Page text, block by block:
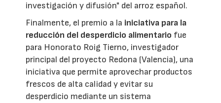
investigación y difusión" del arroz español.
Finalmente, el premio a la iniciativa para la
reducción del desperdicio alimentario fue
para Honorato Roig Tierno, investigador
principal del proyecto Redona (Valencia), una
iniciativa que permite aprovechar productos
frescos de alta calidad y evitar su
desperdicio mediante un sistema